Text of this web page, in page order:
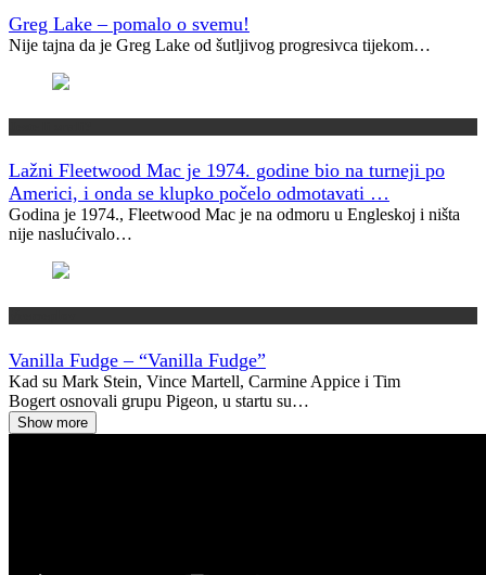
Greg Lake – pomalo o svemu!
Nije tajna da je Greg Lake od šutljivog progresivca tijekom…
Lažni Fleetwood Mac je 1974. godine bio na turneji po
Americi, i onda se klupko počelo odmotavati …
Godina je 1974., Fleetwood Mac je na odmoru u Engleskoj i ništa
nije naslućivalo…
Vanilla Fudge – “Vanilla Fudge”
Kad su Mark Stein, Vince Martell, Carmine Appice i Tim
Bogert osnovali grupu Pigeon, u startu su…
Show more